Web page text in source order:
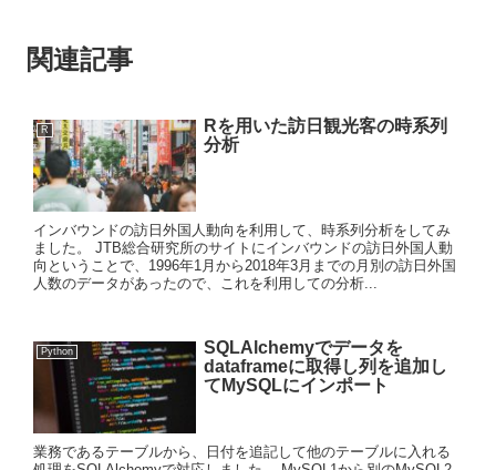
関連記事
R
Rを用いた訪日観光客の時系列
分析
インバウンドの訪日外国人動向を利用して、時系列分析をしてみ
ました。 JTB総合研究所のサイトにインバウンドの訪日外国人動
向ということで、1996年1月から2018年3月までの月別の訪日外国
人数のデータがあったので、これを利用しての分析...
Python
SQLAlchemyでデータを
dataframeに取得し列を追加し
てMySQLにインポート
業務であるテーブルから、日付を追記して他のテーブルに入れる